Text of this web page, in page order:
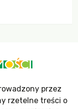
przez
rzetelne treści o